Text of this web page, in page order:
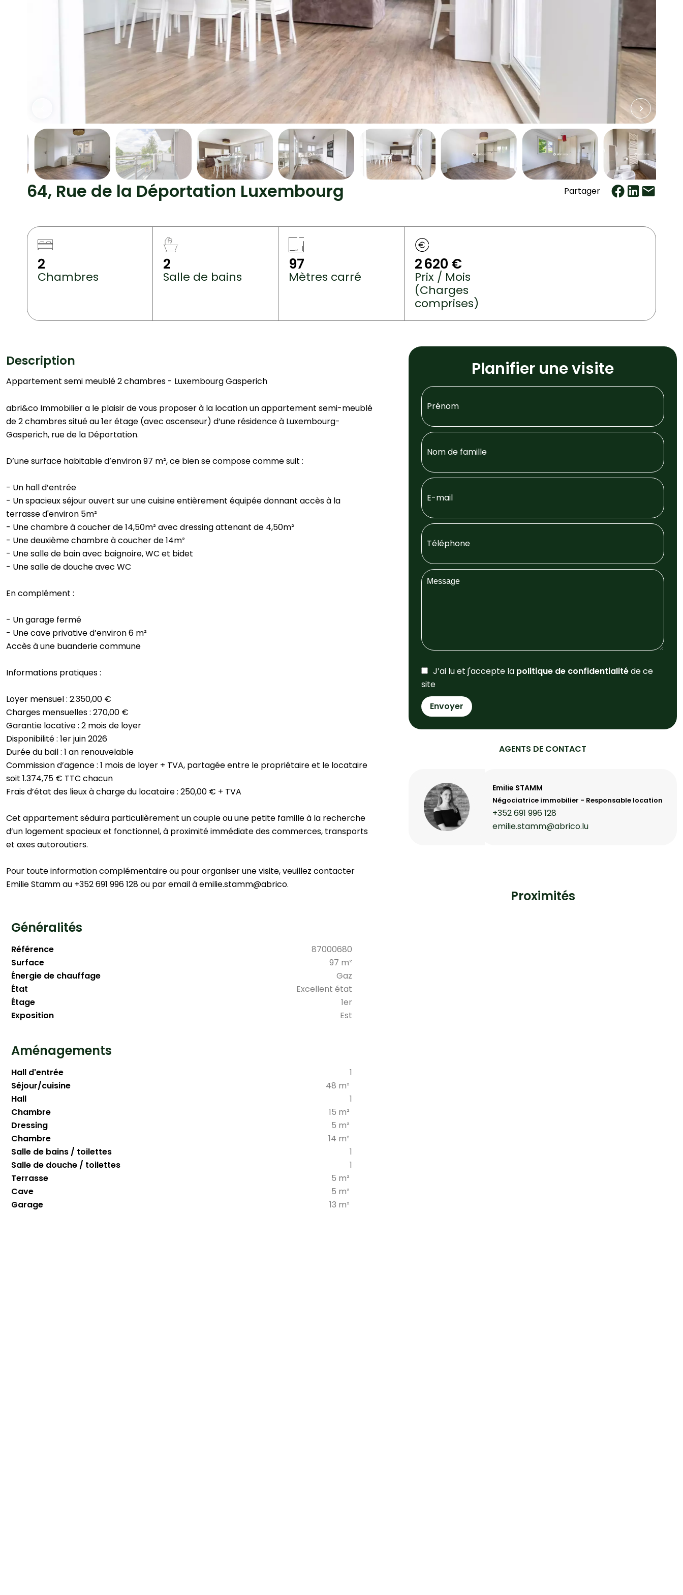
64, Rue de la Déportation Luxembourg Partager
2
Chambres
2
Salle de bains
97
Mètres carré
2 620 €
Prix / Mois
(Charges
comprises)
Description
Appartement semi meublé 2 chambres - Luxembourg Gasperich
abri&co Immobilier a le plaisir de vous proposer à la location un appartement semi-meublé
de 2 chambres situé au 1er étage (avec ascenseur) d’une résidence à Luxembourg-
Gasperich, rue de la Déportation.
D’une surface habitable d’environ 97 m², ce bien se compose comme suit :
- Un hall d’entrée
- Un spacieux séjour ouvert sur une cuisine entièrement équipée donnant accès à la
terrasse d'environ 5m²
- Une chambre à coucher de 14,50m² avec dressing attenant de 4,50m²
- Une deuxième chambre à coucher de 14m²
- Une salle de bain avec baignoire, WC et bidet
- Une salle de douche avec WC
En complément :
- Un garage fermé
- Une cave privative d’environ 6 m²
Accès à une buanderie commune
Informations pratiques :
Loyer mensuel : 2.350,00 €
Charges mensuelles : 270,00 €
Garantie locative : 2 mois de loyer
Disponibilité : 1er juin 2026
Durée du bail : 1 an renouvelable
Commission d’agence : 1 mois de loyer + TVA, partagée entre le propriétaire et le locataire
soit 1.374,75 € TTC chacun
Frais d’état des lieux à charge du locataire : 250,00 € + TVA
Cet appartement séduira particulièrement un couple ou une petite famille à la recherche
d’un logement spacieux et fonctionnel, à proximité immédiate des commerces, transports
et axes autoroutiers.
Pour toute information complémentaire ou pour organiser une visite, veuillez contacter
Emilie Stamm au +352 691 996 128 ou par email à emilie.stamm@abrico.
Généralités
Référence
87000680
Surface
97 m²
Énergie de chauffage
Gaz
État
Excellent état
Étage
1er
Exposition
Est
Aménagements
1
Hall d'entrée
Séjour/cuisine
48 m²
1
Hall
Chambre
15 m²
Dressing
5 m²
Chambre
14 m²
1
Salle de bains / toilettes
1
Salle de douche / toilettes
Terrasse
5 m²
Cave
5 m²
Garage
13 m²
Planifier une visite
J’ai lu et j'accepte la politique de confidentialitéde ce
site
Envoyer
AGENTS DE CONTACT
Emilie STAMM
Négociatrice immobilier - Responsable location
+352 691 996 128
emilie.stamm@abrico.lu
Proximités